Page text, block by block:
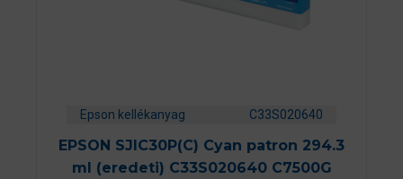
Epson kellékanyag C33S020640
EPSON SJIC30P(C) Cyan patron 294.3
ml (eredeti) C33S020640 C7500G